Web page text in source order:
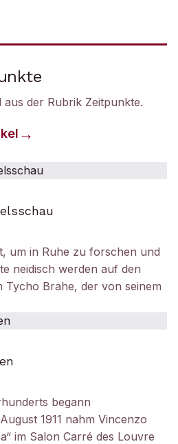
aus der Rubrik Zeitpunkte.
um in Ruhe zu forschen und
neidisch werden auf den
Tycho Brahe, der von seinem
begann
1911 nahm Vincenzo
im Salon Carré des Louvre